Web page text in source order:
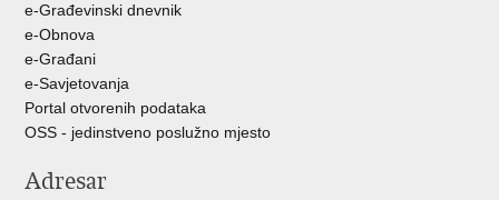
e-Građevinski dnevnik
e-Obnova
e-Građani
e-Savjetovanja
Portal otvorenih podataka
OSS - jedinstveno poslužno mjesto
Adresar